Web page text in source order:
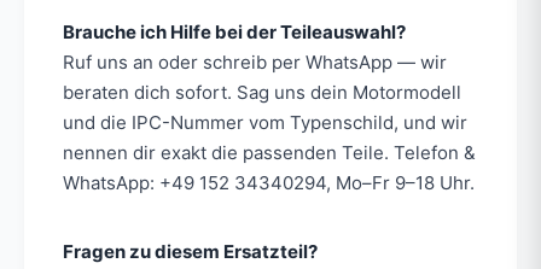
Brauche ich Hilfe bei der Teileauswahl?
Ruf uns an oder schreib per WhatsApp — wir
beraten dich sofort. Sag uns dein Motormodell
und die IPC-Nummer vom Typenschild, und wir
nennen dir exakt die passenden Teile. Telefon &
WhatsApp: +49 152 34340294, Mo–Fr 9–18 Uhr.
Fragen zu diesem Ersatzteil?